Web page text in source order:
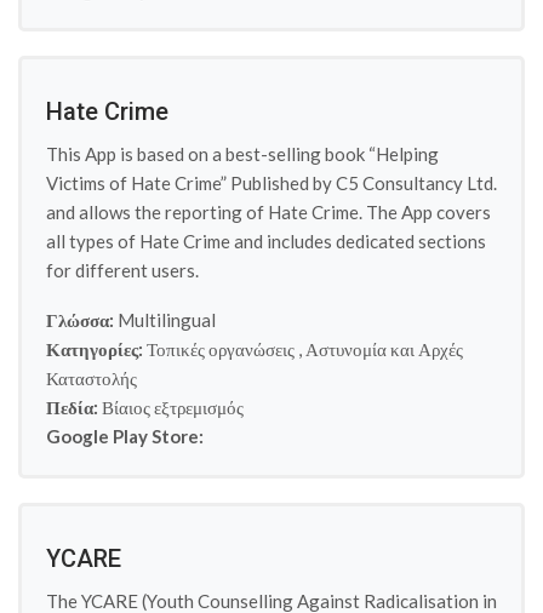
Hate Crime
This App is based on a best-selling book “Helping
Victims of Hate Crime” Published by C5 Consultancy Ltd.
and allows the reporting of Hate Crime. The App covers
all types of Hate Crime and includes dedicated sections
for different users.
Γλώσσα: Multilingual
Κατηγορίες: Τοπικές οργανώσεις , Αστυνομία και Αρχές
Καταστολής
Πεδία: Βίαιος εξτρεμισμός
Google Play Store:
YCARE
The YCARE (Youth Counselling Against Radicalisation in